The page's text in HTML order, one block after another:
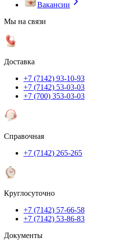
Вакансии
Мы на связи
Доставка
+7 (7142) 93-10-93
+7 (7142) 53-03-03
+7 (700) 353-03-03
Справочная
+7 (7142) 265-265
Круглосуточно
+7 (7142) 57-66-58
+7 (7142) 53-86-83
Документы